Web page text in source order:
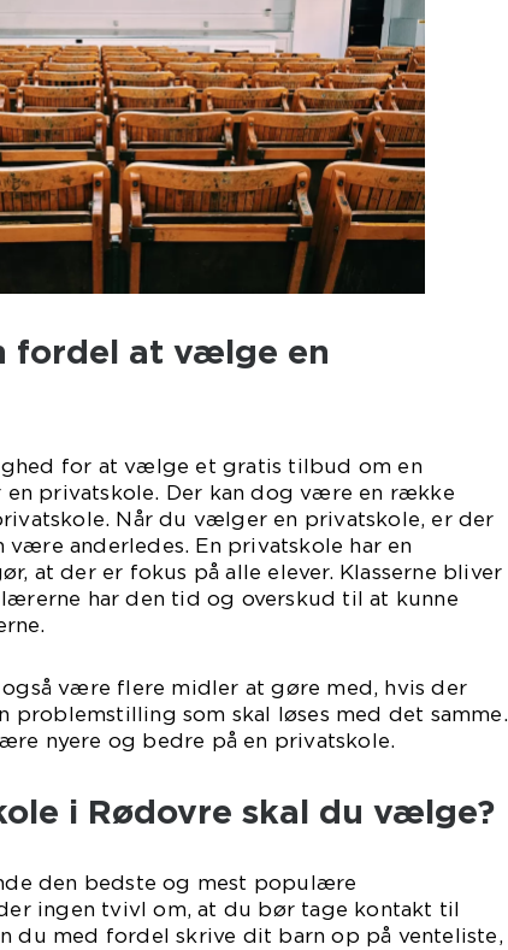
fordel at vælge en
for at vælge et gratis tilbud om en
privatskole. Der kan dog være en række
Når du vælger en privatskole, er der
anderledes. En privatskole har en
at der er fokus på alle elever. Klasserne bliver
har den tid og overskud til at kunne
være flere midler at gøre med, hvis der
problemstilling som skal løses med det samme.
nyere og bedre på en privatskole.
i Rødovre skal du vælge?
den bedste og mest populære
ingen tvivl om, at du bør tage kontakt til
du med fordel skrive dit barn op på venteliste,